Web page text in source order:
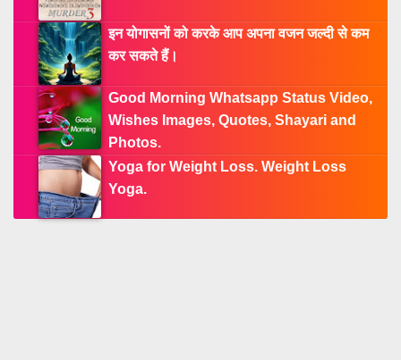
इन योगासनों को करके आप अपना वजन जल्दी से कम
कर सकते हैं।
Good Morning Whatsapp Status Video,
Wishes Images, Quotes, Shayari and
Photos.
Yoga for Weight Loss. Weight Loss
Yoga.